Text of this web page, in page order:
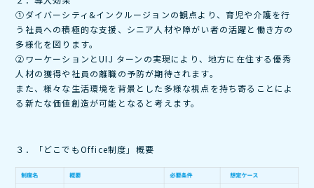
①ダイバーシティ&インクルージョンの観点より、育児や介護を行
う社員への積極的な支援、シニア人材や障がい者の活躍と働き方の
多様化を図ります。
②ワーケーションとUIJ ターンの実現により、地方に在住する優秀
人材の獲得や社員の離職の予防が期待されます。
また、様々な生活環境を背景とした多様な視点を持ち寄ることによ
る新たな価値創造が可能となると考えます。
３．「どこでもOffice制度」概要